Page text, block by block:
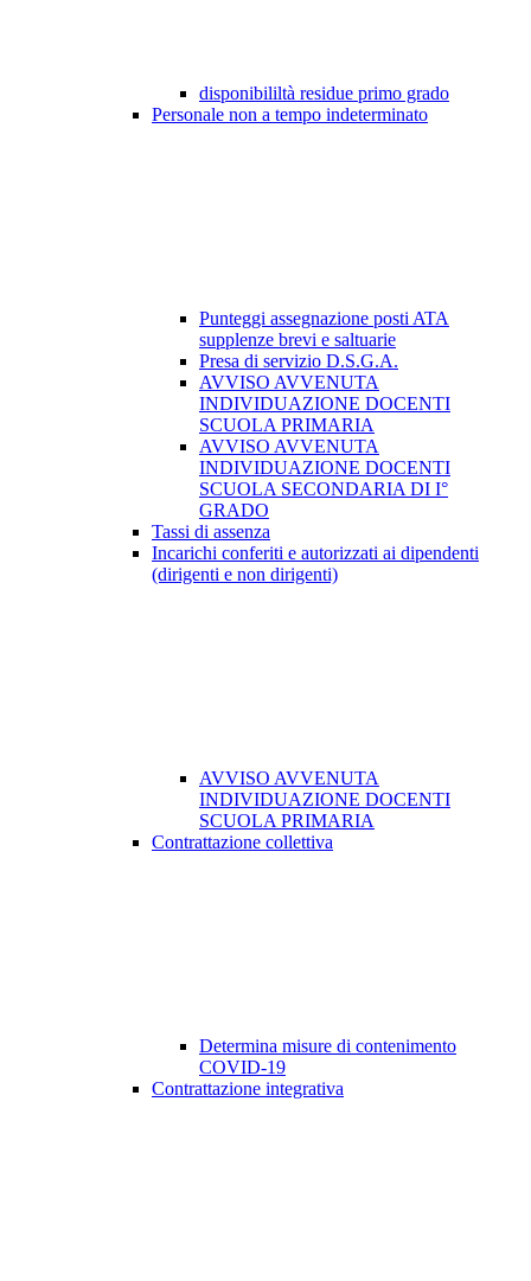
disponibililtà residue primo grado
Personale non a tempo indeterminato
Punteggi assegnazione posti ATA
supplenze brevi e saltuarie
Presa di servizio D.S.G.A.
AVVISO AVVENUTA
INDIVIDUAZIONE DOCENTI
SCUOLA PRIMARIA
AVVISO AVVENUTA
INDIVIDUAZIONE DOCENTI
SCUOLA SECONDARIA DI I°
GRADO
Tassi di assenza
Incarichi conferiti e autorizzati ai dipendenti
(dirigenti e non dirigenti)
AVVISO AVVENUTA
INDIVIDUAZIONE DOCENTI
SCUOLA PRIMARIA
Contrattazione collettiva
Determina misure di contenimento
COVID-19
Contrattazione integrativa